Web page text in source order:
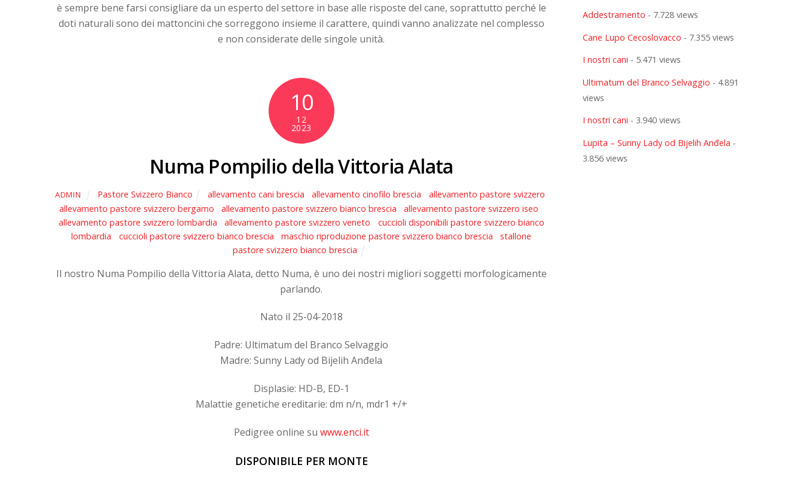
è sempre bene farsi consigliare da un esperto del settore in base alle risposte del cane, soprattutto perché le
doti naturali sono dei mattoncini che sorreggono insieme il carattere, quindi vanno analizzate nel complesso
e non considerate delle singole unità.
10
12
2023
Numa Pompilio della Vittoria Alata
ADMIN Pastore Svizzero Bianco allevamento cani brescia allevamento cinofilo brescia allevamento pastore svizzero
allevamento pastore svizzero bergamo
allevamento pastore svizzero bianco brescia allevamento pastore svizzero iseo
allevamento pastore svizzero lombardia
allevamento pastore svizzero veneto
cuccioli disponibili pastore svizzero bianco
lombardia
cuccioli pastore svizzero bianco brescia maschio riproduzione pastore svizzero bianco brescia
stallone
pastore svizzero bianco brescia
Il nostro Numa Pompilio della Vittoria Alata, detto Numa, è uno dei nostri migliori soggetti morfologicamente
parlando.
Nato il 25-04-2018
Padre: Ultimatum del Branco Selvaggio
Madre: Sunny Lady od Bijelih Anđela
Displasie: HD-B, ED-1
Malattie genetiche ereditarie: dm n/n, mdr1 +/+
Pedigree online su www.enci.it
DISPONIBILE PER MONTE
Addestramento - 7.728 views
Cane Lupo Cecoslovacco - 7.355 views
I nostri cani - 5.471 views
Ultimatum del Branco Selvaggio - 4.891
views
I nostri cani - 3.940 views
Lupita – Sunny Lady od Bijelih Anđela -
3.856 views